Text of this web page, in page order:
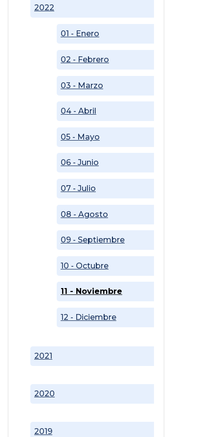
2019
2020
2021
2022
01 - Enero
02 - Febrero
03 - Marzo
04 - Abril
05 - Mayo
06 - Junio
07 - Julio
08 - Agosto
09 - Septiembre
10 - Octubre
11 - Noviembre
12 - Diciembre